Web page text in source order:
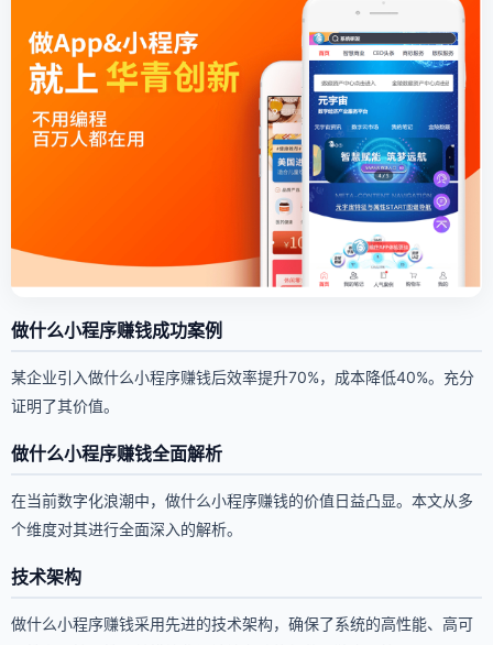
做什么小程序赚钱成功案例
某企业引入做什么小程序赚钱后效率提升70%，成本降低40%。充分
证明了其价值。
做什么小程序赚钱全面解析
在当前数字化浪潮中，做什么小程序赚钱的价值日益凸显。本文从多
个维度对其进行全面深入的解析。
技术架构
做什么小程序赚钱采用先进的技术架构，确保了系统的高性能、高可